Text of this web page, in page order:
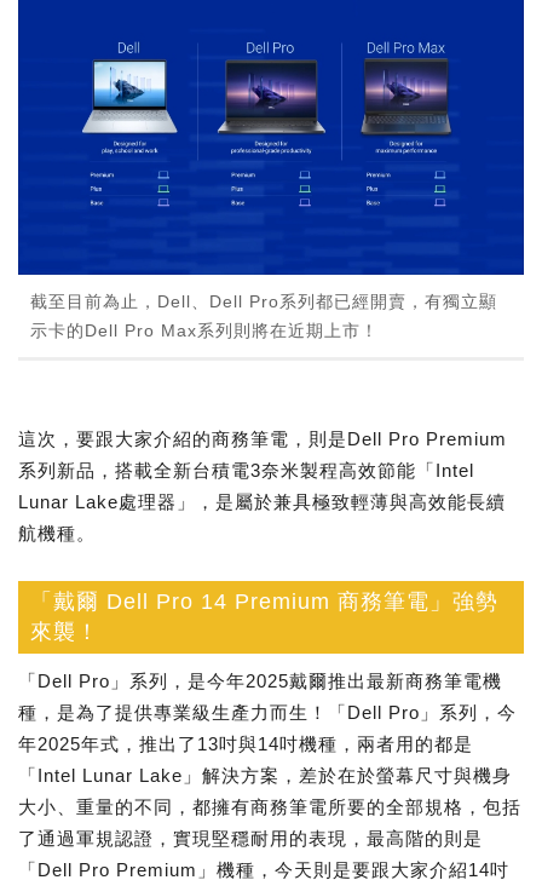
截至目前為止，Dell、Dell Pro系列都已經開賣，有獨立顯
示卡的Dell Pro Max系列則將在近期上市！
這次，要跟大家介紹的商務筆電，則是Dell Pro Premium
系列新品，搭載全新台積電3奈米製程高效節能「Intel
Lunar Lake處理器」，是屬於兼具極致輕薄與高效能長續
航機種。
「戴爾 Dell Pro 14 Premium 商務筆電」強勢
來襲！
「Dell Pro」系列，是今年2025戴爾推出最新商務筆電機
種，是為了提供專業級生產力而生！「Dell Pro」系列，今
年2025年式，推出了13吋與14吋機種，兩者用的都是
「Intel Lunar Lake」解決方案，差於在於螢幕尺寸與機身
大小、重量的不同，都擁有商務筆電所要的全部規格，包括
了通過軍規認證，實現堅穩耐用的表現，最高階的則是
「Dell Pro Premium」機種，今天則是要跟大家介紹14吋